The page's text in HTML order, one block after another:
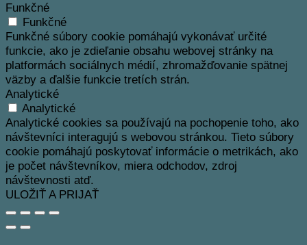
Funkčné
Funkčné
Funkčné súbory cookie pomáhajú vykonávať určité
funkcie, ako je zdieľanie obsahu webovej stránky na
platformách sociálnych médií, zhromažďovanie spätnej
väzby a ďalšie funkcie tretích strán.
Analytické
Analytické
Analytické cookies sa používajú na pochopenie toho, ako
návštevníci interagujú s webovou stránkou. Tieto súbory
cookie pomáhajú poskytovať informácie o metrikách, ako
je počet návštevníkov, miera odchodov, zdroj
návštevnosti atď.
ULOŽIŤ A PRIJAŤ